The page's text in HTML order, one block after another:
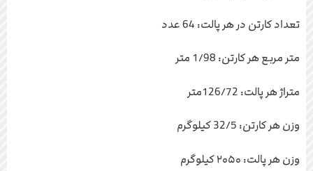
تعداد کارتن در هر پالت: 64 عدد
متر مربع هر کارتن: 1/98 متر
متراژ هر پالت: 126/72متر
وزن هر کارتن: 32/5 کیلوگرم
وزن هر پالت: ۲۰۵۰ کیلوگرم